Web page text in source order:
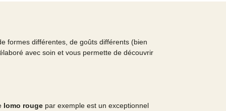
formes différentes, de goûts différents (bien
avec soin et vous permette de découvrir
lomo rouge par exemple est un exceptionnel